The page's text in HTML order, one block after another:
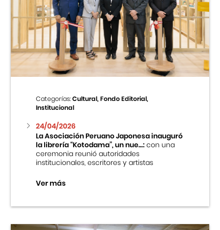
Categorías:Cultural, Fondo Editorial,
Institucional
24/04/2026
La Asociación Peruano Japonesa inauguró
la librería “Kotodama”, un nue...:con una
ceremonia reunió autoridades
institucionales, escritores y artistas
Ver más